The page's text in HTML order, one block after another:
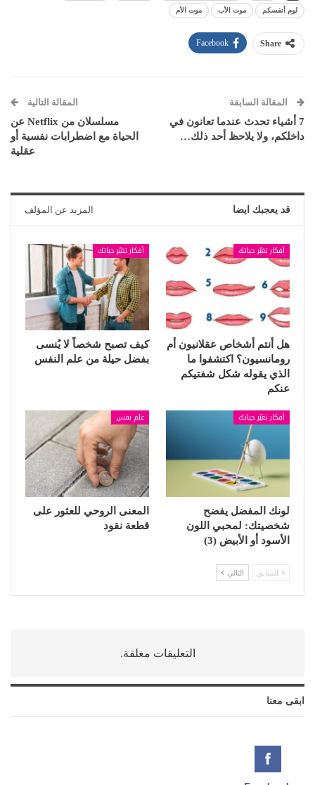
لوم أنفسكم موت الأب موت الأم
Share
Facebook
المقالة السابقة
7 أشياء تحدث عندما تعانون في
داخلكم، ولا يلاحظ أحد ذلك…
المقالة التالية
مسلسلان من Netflix عن
الحياة مع اضطرابات نفسية أو
عقلية
قد يعجبك ايضا المزيد عن المؤلف
أفكار تغيّر حياتك
هل أنتم أشخاص عقلانيون أم
رومانسيون؟ اكتشفوا ما
الذي يقوله شكل شفتيكم
عنكم
أفكار تغيّر حياتك
كيف تصبح شخصاً لا يُنسى
بفضل حيلة من علم النفس
أفكار تغيّر حياتك
لونك المفضل يفضح
شخصيتك: لمحبي اللون
الأسود أو الأبيض (3)
علم نفس
المعنى الروحي للعثور على
قطعة نقود
السابق التالي
التعليقات مغلقة.
ابقى معنا